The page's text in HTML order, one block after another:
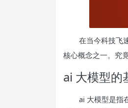
在当今科技飞
核心概念之一。究
ai 大模型的
ai 大模型是指